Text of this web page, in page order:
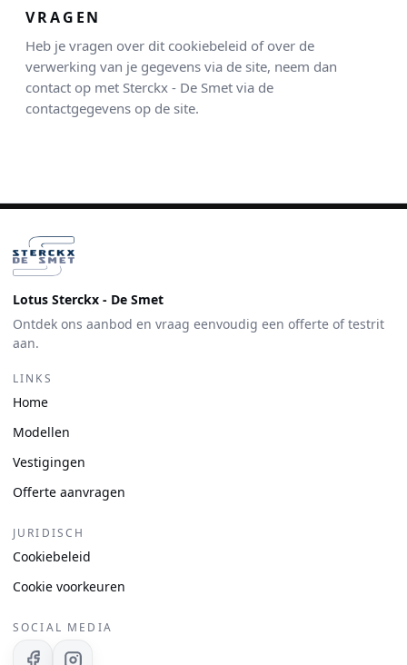
VRAGEN
Heb je vragen over dit cookiebeleid of over de
verwerking van je gegevens via de site, neem dan
contact op met Sterckx - De Smet via de
contactgegevens op de site.
Lotus Sterckx - De Smet
Ontdek ons aanbod en vraag eenvoudig een offerte of testrit
aan.
LINKS
Home
Modellen
Vestigingen
Offerte aanvragen
JURIDISCH
Cookiebeleid
Cookie voorkeuren
SOCIAL MEDIA